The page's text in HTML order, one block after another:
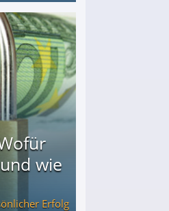
wie
Erfolg